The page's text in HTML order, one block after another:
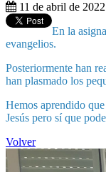
11 de abril de 2022
En la
evangelios.
Posteriormente han
han plasmado los
Hemos aprendido
Jesús pero sí que
Volver